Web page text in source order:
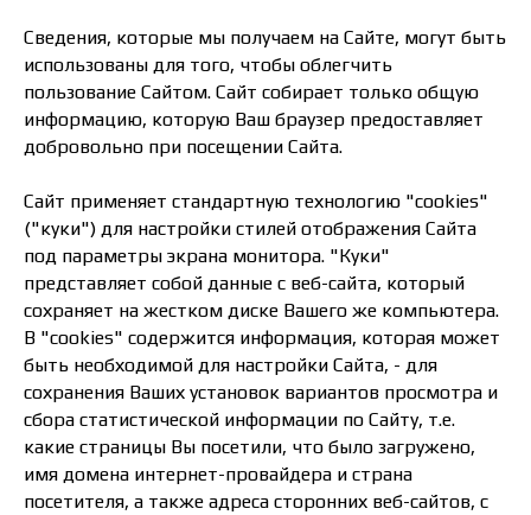
Сведения, которые мы получаем на Сайте, могут быть
использованы для того, чтобы облегчить
пользование Сайтом. Сайт собирает только общую
информацию, которую Ваш браузер предоставляет
добровольно при посещении Сайта.
Сайт применяет стандартную технологию "cookies"
("куки") для настройки стилей отображения Сайта
под параметры экрана монитора. "Куки"
представляет собой данные с веб-сайта, который
сохраняет на жестком диске Вашего же компьютера.
В "cookies" содержится информация, которая может
быть необходимой для настройки Сайта, - для
сохранения Ваших установок вариантов просмотра и
сбора статистической информации по Сайту, т.е.
какие страницы Вы посетили, что было загружено,
имя домена интернет-провайдера и страна
посетителя, а также адреса сторонних веб-сайтов, с